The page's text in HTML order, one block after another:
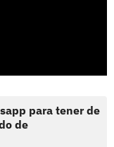
para tener de
de